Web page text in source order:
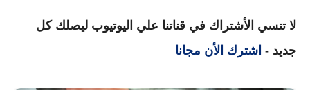
لا تنسي الأشتراك في قناتنا علي اليوتيوب ليصلك كل
جديد - اشترك الأن مجانا